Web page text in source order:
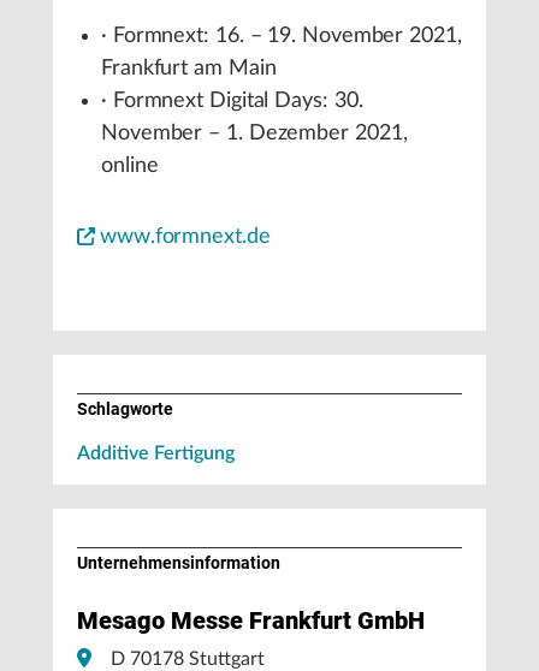
· Formnext: 16. – 19. November 2021,
Frankfurt am Main
· Formnext Digital Days: 30.
November – 1. Dezember 2021,
online
www.formnext.de
Schlagworte
Additive Fertigung
Unternehmens­information
Mesago Messe Frankfurt GmbH
D 70178 Stuttgart